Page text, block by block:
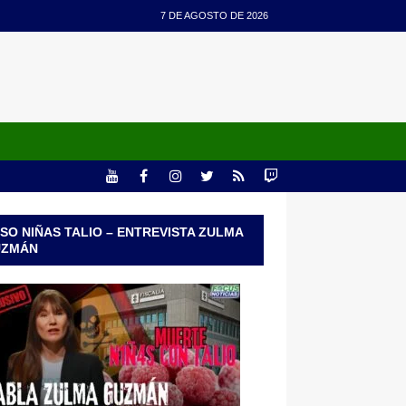
7 DE AGOSTO DE 2026
NIÑAS TALIO – ENTREVISTA ZULMA